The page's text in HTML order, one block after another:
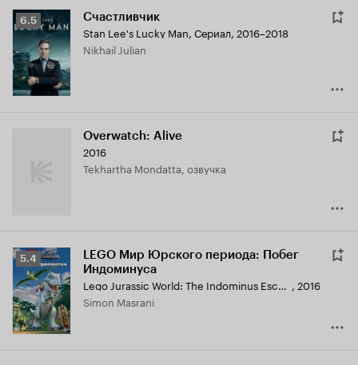
Рейтинг
Кинопоиска
6.5
6.5 Счастливчик
Stan Lee's Lucky Man, Сериал, 2016–2018
Nikhail Julian
Overwatch: Alive
2016
Tekhartha Mondatta, озвучка
Рейтинг
Кинопоиска
5.4
5.4
LEGO Мир Юрского периода: Побег
Индоминуса
Lego Jurassic World: The Indominus Escape , 2016
Simon Masrani